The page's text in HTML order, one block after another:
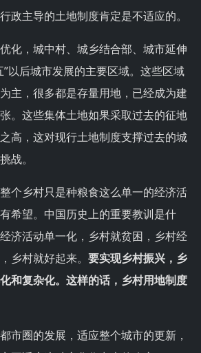
政主导的土地制度肯定是不适应的。
化，城中村、城乡结合部、城市延伸
以后城市发展的主要区域。这些区域
主，很多都是存量用地，已经成为建
。这些集体土地如果采取过去的征地
高，这对现行土地制度支撑过去的城
战。
个乡村只是种粮食这么单一的经济活
希望。中国历史上的重要教训是什
济活动单一化，乡村就贫困，乡村经
乡村就好起来。 要实现乡村振兴，乡
和复杂化。 这样的话，乡村用地制度
市圈的发展，适应整个城市的更新，